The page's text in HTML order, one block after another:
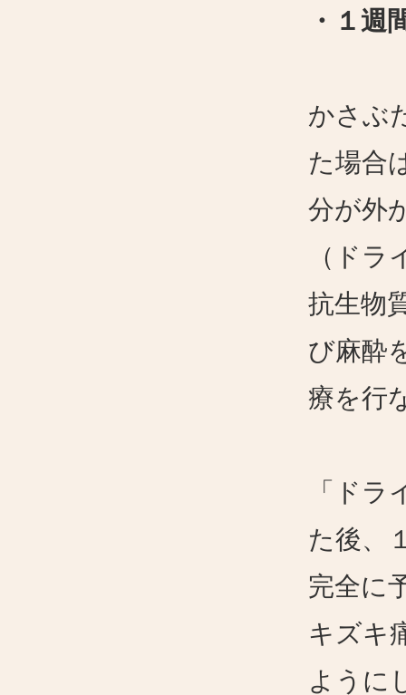
・１週
かさぶ
た場合
分が外
（ドラ
抗生物
び麻酔
療を行
「ド
た後、
完全に
キズキ
ように